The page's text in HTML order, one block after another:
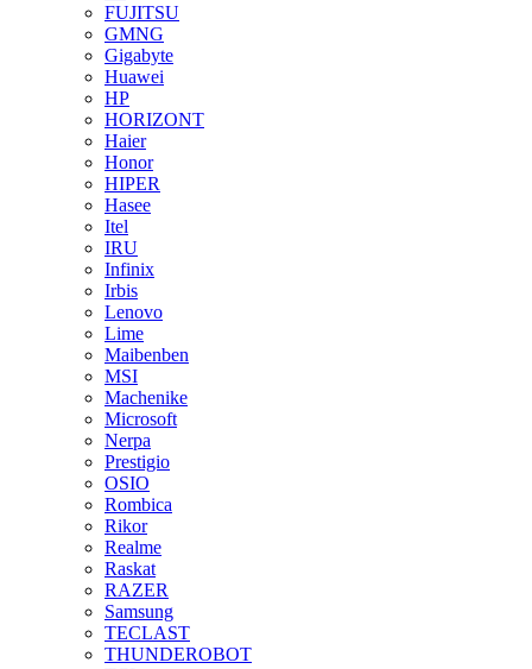
FUJITSU
GMNG
Gigabyte
Huawei
HP
HORIZONT
Haier
Honor
HIPER
Hasee
Itel
IRU
Infinix
Irbis
Lenovo
Lime
Maibenben
MSI
Machenike
Microsoft
Nerpa
Prestigio
OSIO
Rombica
Rikor
Realme
Raskat
RAZER
Samsung
TECLAST
THUNDEROBOT